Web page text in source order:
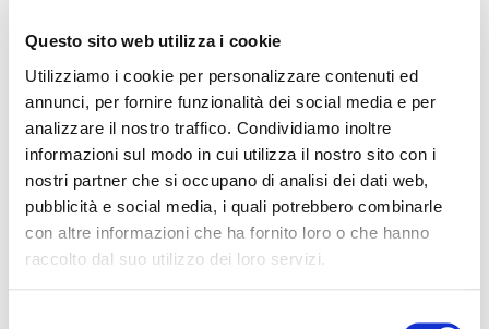
Questo sito web utilizza i cookie
Utilizziamo i cookie per personalizzare contenuti ed
annunci, per fornire funzionalità dei social media e per
analizzare il nostro traffico. Condividiamo inoltre
informazioni sul modo in cui utilizza il nostro sito con i
nostri partner che si occupano di analisi dei dati web,
pubblicità e social media, i quali potrebbero combinarle
con altre informazioni che ha fornito loro o che hanno
raccolto dal suo utilizzo dei loro servizi.
Corso di Formazione sull’utilizzo della piattaforma
gestionale immobiliare di FIAIP Il Collegio Provinciale di
Modena organizza, in collaborazione con il Relatore Marco
immobiliare GestiFIAIP – un sistema completo per la